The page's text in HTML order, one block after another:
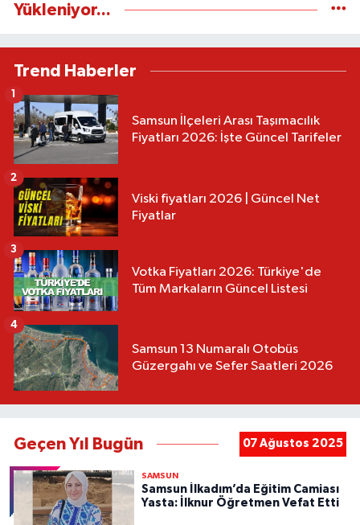
Yükleniyor...
Trend Haberler
Samsun İlçeleri Arası Taşımacılık
Fiyatları 2026: İşte Güncel Tarifeler
1
Viski fiyatları 2026 | Güncel Net
Fiyatlar
2
Votka Fiyatları 2026: Türkiye'de
Tüm Markaların Güncel Listesi
3
Samsun 13 Numaralı Otobüs
Güzergahı ve Sefer Saatleri 2026
4
Geçen Yıl Bugün 07 Ağustos 2025
SAMSUN
Samsun İlkadım’da Eğitim Camiası
Yasta: İlknur Öğretmen Vefat Etti